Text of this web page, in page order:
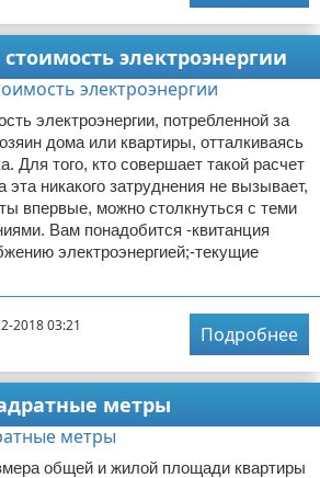
электроэнергии
электроэнергии, потребленной за
дома или квартиры, отталкиваясь
Для того, кто совершает такой расчет
эта никакого затруднения не вызывает,
впервые, можно столкнуться с теми
Вам понадобится -квитанция
электроэнергией;-текущие
2018 03:21
Подробнее
метры
общей и жилой площади квартиры